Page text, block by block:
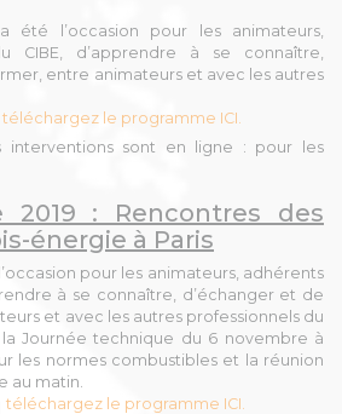
été l’occasion pour les animateurs,
CIBE, d’apprendre à se connaître,
entre animateurs et avec les autres
téléchargez le programme ICI.
interventions sont en ligne : pour les
2019 : Rencontres des
énergie à Paris
pour les animateurs, adhérents
à se connaître, d’échanger et de
et avec les autres professionnels du
Journée technique du 6 novembre à
les normes combustibles et la réunion
au matin.
téléchargez le programme ICI.